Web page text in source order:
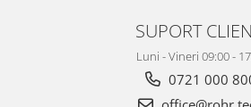
SUPORT
Luni - Vineri 09:00 -
0721 000